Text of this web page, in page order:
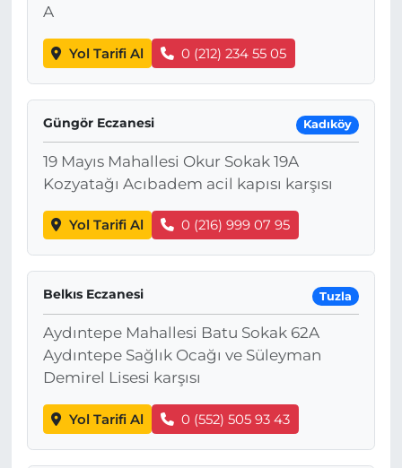
A
Yol Tarifi Al 0 (212) 234 55 05
Güngör Eczanesi Kadıköy
19 Mayıs Mahallesi Okur Sokak 19A
Kozyatağı Acıbadem acil kapısı karşısı
Yol Tarifi Al 0 (216) 999 07 95
Belkıs Eczanesi Tuzla
Aydıntepe Mahallesi Batu Sokak 62A
Aydıntepe Sağlık Ocağı ve Süleyman
Demirel Lisesi karşısı
Yol Tarifi Al 0 (552) 505 93 43